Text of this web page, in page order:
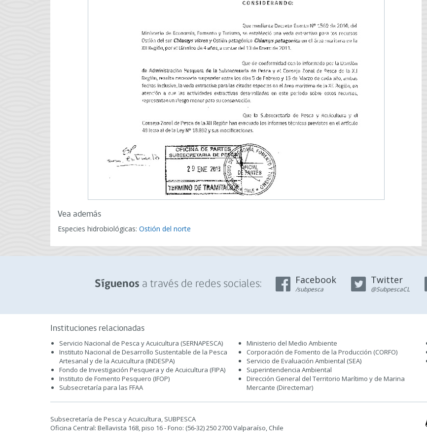
Vea además
Especies hidrobiológicas: Ostión del norte
Síguenos a través de redes sociales: Facebook
/subpesca
Twitter
@SubpescaCL
Instituciones relacionadas
Servicio Nacional de Pesca y Acuicultura (SERNAPESCA)
Instituto Nacional de Desarrollo Sustentable de la Pesca
Artesanal y de la Acuicultura (INDESPA)
Fondo de Investigación Pesquera y de Acuicultura (FIPA)
Instituto de Fomento Pesquero (IFOP)
Subsecretaría para las FFAA
Ministerio del Medio Ambiente
Corporación de Fomento de la Producción (CORFO)
Servicio de Evaluación Ambiental (SEA)
Superintendencia Ambiental
Dirección General del Territorio Marítimo y de Marina
Mercante (Directemar)
Subsecretaría de Pesca y Acuicultura, SUBPESCA
Oficina Central: Bellavista 168, piso 16 - Fono: (56-32) 250 2700 Valparaíso, Chile